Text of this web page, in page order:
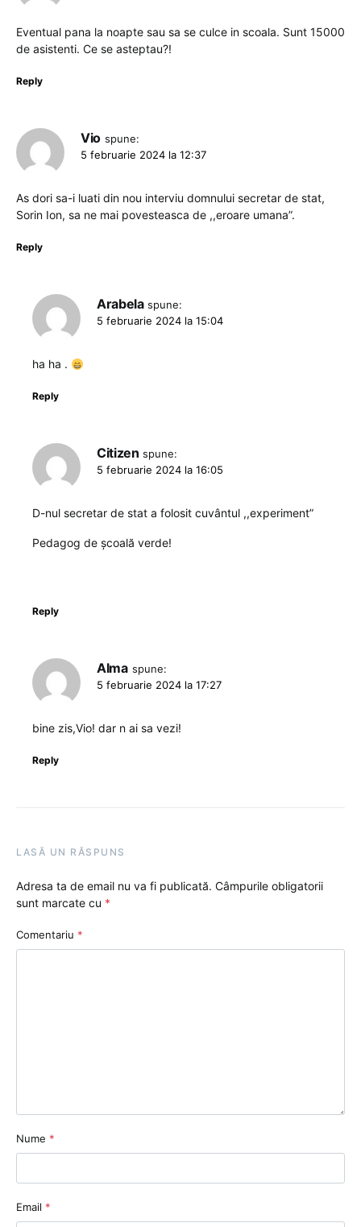
Eventual pana la noapte sau sa se culce in scoala. Sunt 15000
de asistenti. Ce se asteptau?!
Reply
Vio spune:
5 februarie 2024 la 12:37
As dori sa-i luati din nou interviu domnului secretar de stat,
Sorin Ion, sa ne mai povesteasca de ,,eroare umana”.
Reply
Arabela spune:
5 februarie 2024 la 15:04
ha ha .
Reply
Citizen spune:
5 februarie 2024 la 16:05
D-nul secretar de stat a folosit cuvântul ,,experiment”
Pedagog de școală verde!
Reply
Alma spune:
5 februarie 2024 la 17:27
bine zis,Vio! dar n ai sa vezi!
Reply
LASĂ UN RĂSPUNS
Adresa ta de email nu va fi publicată. Câmpurile obligatorii
sunt marcate cu *
Comentariu *
Nume *
Email *